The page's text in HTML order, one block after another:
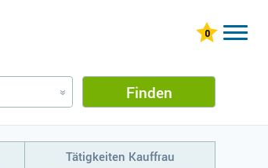
» Finden
Tätigkeiten Kauffrau